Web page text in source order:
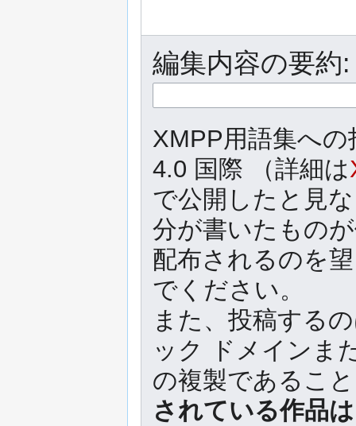
編集内容の要約:
XMPP用語集へ
4.0 国際 （詳細は
で公開したと見
分が書いたもの
配布されるのを
でください。
また、投稿する
ック ドメインま
の複製であるこ
されている作品